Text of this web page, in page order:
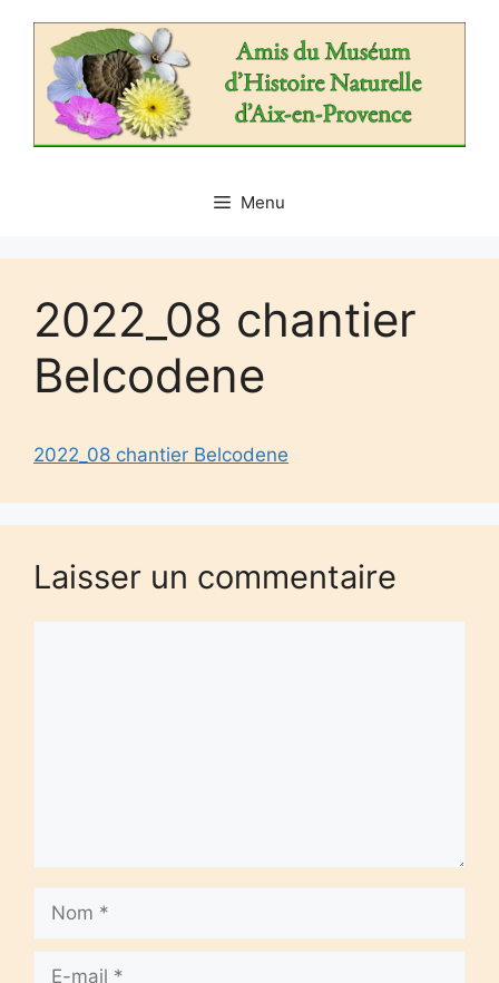
contenu
Menu
2022_08 chantier
Belcodene
2022_08 chantier Belcodene
Laisser un commentaire